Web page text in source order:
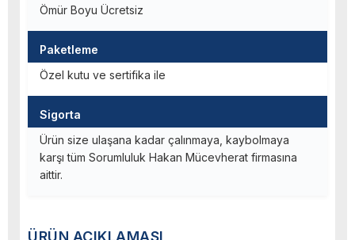
Ömür Boyu Ücretsiz
Paketleme
Özel kutu ve sertifika ile
Sigorta
Ürün size ulaşana kadar çalınmaya, kaybolmaya
karşı tüm Sorumluluk Hakan Mücevherat firmasına
aittir.